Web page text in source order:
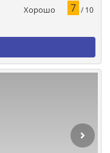
Хорошо 7 / 10